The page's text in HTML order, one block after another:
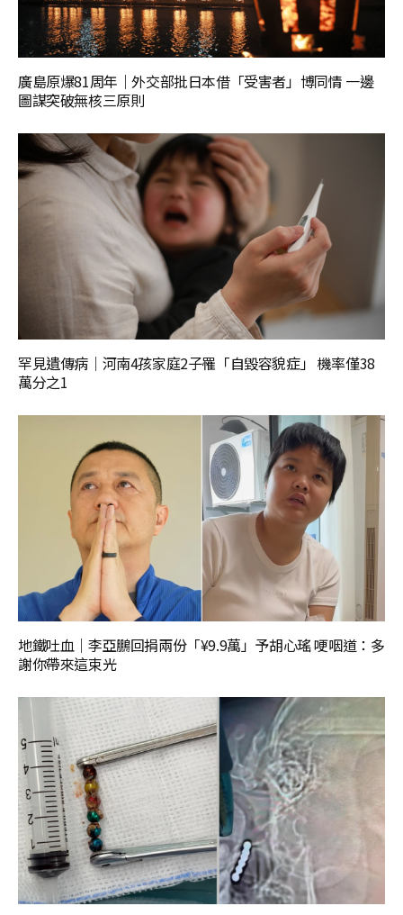
廣島原爆81周年｜外交部批日本借「受害者」博同情 一邊
圖謀突破無核三原則
罕見遺傳病｜河南4孩家庭2子罹「自毀容貌症」 機率僅38
萬分之1
地鐵吐血｜李亞鵬回捐兩份「¥9.9萬」予胡心瑤 哽咽道：多
謝你帶來這束光